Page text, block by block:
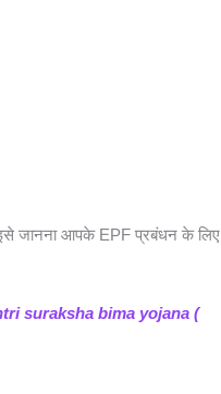
जानना आपके EPF प्रबंधन के लिए
suraksha bima yojana (